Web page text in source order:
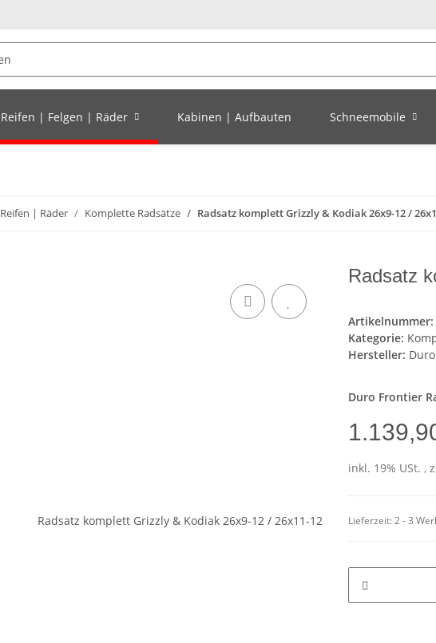
Reifen | Felgen | Räder Kabinen | Aufbauten Schneemobile
Reifen | Räder Komplette Radsätze Radsatz komplett Grizzly & Kodiak 26x9-12 /
Radsatz
Artikelnummer:
Kategorie:
Hersteller: Duro
Duro Frontier
inkl. 19% USt. ,
Lieferzeit:2 - 3